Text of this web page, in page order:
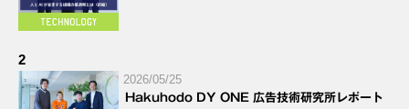
2
2026/05/25
Hakuhodo DY ONE 広告技術研究所レポート